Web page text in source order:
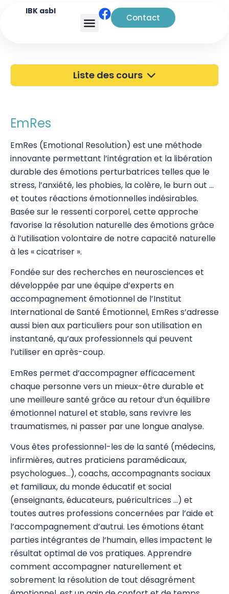
IBK asbl
Contact
Liste des cours
Portes Ouvertes
Atelier à Bruxelles
Découverte
Kinésiologie
Pratiques supervisées – Examens
EFT et Tapping
Psychogénéalogie
Analyse Transactionnelle (AT)
Autres Formations
Communication et Trauma
EmRes
Massage et Méthodes physiques douces
Pauses Bien-Être
Pour les enfants
Premiers Secours
Sciences
EmRes
EmRes (Emotional Resolution) est une méthode
innovante permettant l’intégration et la libération
durable des émotions perturbatrices telles que le
stress, l’anxiété, les phobies, la colère, le burn out …
et toutes réactions émotionnelles indésirables.
Basée sur le ressenti corporel, cette approche
favorise la résolution naturelle des émotions grâce
à l’utilisation volontaire de notre capacité naturelle
à les « cicatriser ».
Fondée sur des recherches en neurosciences et
développée par une équipe d’experts en
accompagnement émotionnel de l’Institut
International de Santé Émotionnel, EmRes s’adresse
aussi bien aux particuliers pour son utilisation en
instantané, qu’aux professionnels qui peuvent
l’utiliser en après-coup.
EmRes permet d’accompagner efficacement
chaque personne vers un mieux-être durable et
une meilleure santé grâce au retour d’un équilibre
émotionnel naturel et stable, sans revivre les
traumatismes, ni passer par une longue analyse.
Vous êtes professionnel-les de la santé (médecins,
infirmières, autres praticiens paramédicaux,
psychologues…), coachs, accompagnants sociaux
et familiaux, du monde éducatif et social
(enseignants, éducateurs, puéricultrices …) et
toutes autres professions concernées par l’aide et
l’accompagnement d’autrui. Les émotions étant
parties intégrantes de l‘humain, elles impactent le
résultat optimal de vos pratiques. Apprendre
comment accompagner naturellement et
sobrement la résolution de tout désagrément